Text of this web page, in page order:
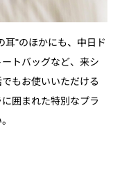
耳"のほかにも、中日ド
トバッグなど、来シ
もお使いいただける
囲まれた特別なプラ